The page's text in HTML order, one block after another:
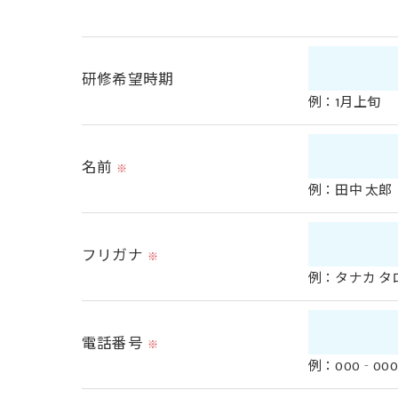
<個人情報の委託について>
弊社では、利用目的の達成に必要な範囲に
弊社では、個人情報の漏洩等がなされない
<個人情報を与えなかった場合に生じる結果
必要な情報を頂けない場合は、それに対応
<個人情報の開示･訂正・削除･利用停止の手
弊社では、お客様の個人情報の開示･訂正･
研修希望時期
例：1月上旬
名前 ※
例：田中 太郎
フリガナ ※
例：タナカ タ
電話番号 ※
例：